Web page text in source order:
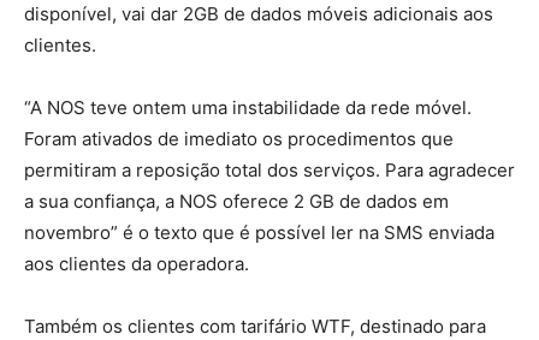
disponível, vai dar 2GB de dados móveis adicionais aos
clientes.
“A NOS teve ontem uma instabilidade da rede móvel.
Foram ativados de imediato os procedimentos que
permitiram a reposição total dos serviços. Para agradecer
a sua confiança, a NOS oferece 2 GB de dados em
novembro” é o texto que é possível ler na SMS enviada
aos clientes da operadora.
Também os clientes com tarifário WTF, destinado para